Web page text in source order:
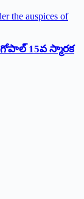
15వ స్మారక